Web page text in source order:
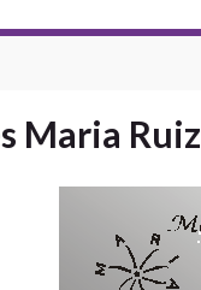
Maria Ruiz